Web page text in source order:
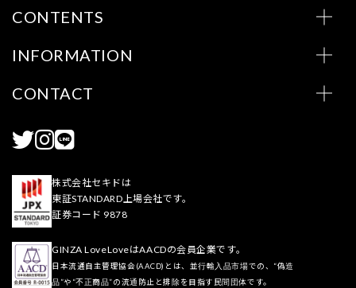
CONTENTS
INFORMATION
CONTACT
株式会社セキドは
東証STANDARD上場会社です。
証券コード 9878
GINZA LoveLoveはAACDの会員企業です。
日本流通自主管理協会(AACD)とは、並行輸入品市場での、“偽造
品”や“不正商品”の流通防止と排除を目指す民間団体です。